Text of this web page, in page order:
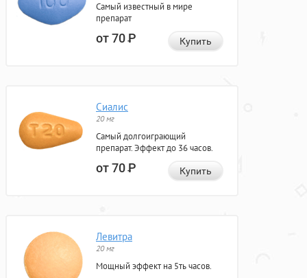
Самый известный в мире
препарат
от 70Р Купить
Сиалис
20 мг
Самый долгоиграющий
препарат. Эффект до 36 часов.
от 70Р Купить
Левитра
20 мг
Мощный эффект на 5ть часов.